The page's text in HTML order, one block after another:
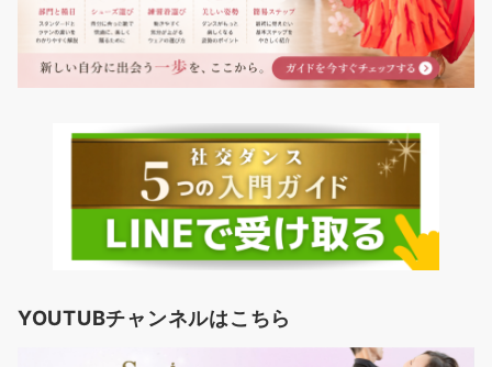
YOUTUBチャンネルはこちら